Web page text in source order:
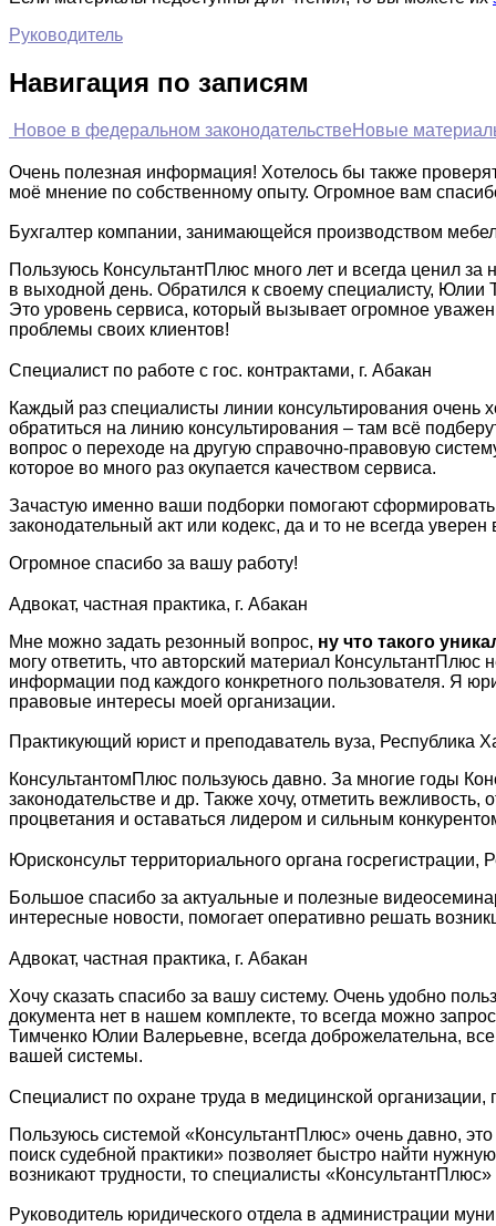
Руководитель
Навигация по записям
Новое в федеральном законодательствеНовые
Очень полезная информация! Хотелось бы также
моё мнение по собственному опыту. Огромное вам
Бухгалтер компании, занимающейся производством
Пользуюсь КонсультантПлюс много лет и всегда ценил
в выходной день. Обратился к своему специалисту,
Это уровень сервиса, который вызывает огромное
проблемы своих клиентов!
Специалист по работе с гос. контрактами, г. Абакан
Каждый раз специалисты линии консультирования
обратиться на линию консультирования – там всё
вопрос о переходе на другую справочно-правовую
которое во много раз окупается качеством сервиса.
Зачастую именно ваши подборки помогают сформировать
законодательный акт или кодекс, да и то не всегда
Огромное спасибо за вашу работу!
Адвокат, частная практика, г. Абакан
Мне можно задать резонный вопрос, ну что такого
могу ответить, что авторский материал
информации под каждого конкретного пользователя. Я
правовые интересы моей организации.
Практикующий юрист и преподаватель вуза, Республика
КонсультантомПлюс пользуюсь давно. За многие годы
законодательстве и др. Также хочу, отметить
процветания и оставаться лидером и сильным
Юрисконсульт территориального органа госрегистрации,
Большое спасибо за актуальные и полезные
интересные новости, помогает оперативно решать
Адвокат, частная практика, г. Абакан
Хочу сказать спасибо за вашу систему. Очень удобно
документа нет в нашем комплекте, то всегда можно
Тимченко Юлии Валерьевне, всегда доброжелательна,
вашей системы.
Специалист по охране труда в медицинской организации,
Пользуюсь системой «КонсультантПлюс» очень давно,
поиск судебной практики» позволяет быстро найти
возникают трудности, то специалисты
Руководитель юридического отдела в администрации